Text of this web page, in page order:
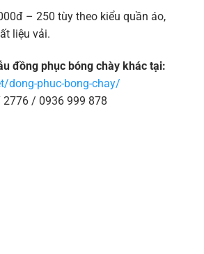
– 250 tùy theo kiểu quần áo,
liệu vải.
đồng phục bóng chày khác tại:
dong-phuc-bong-chay/
2776 / 0936 999 878